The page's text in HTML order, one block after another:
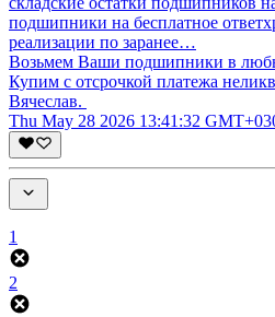
Возьмем Ваши подшипники в
Купим с отсрочкой платежа
Вячеслав.
Thu May 28 2026 13:41:32
1
2